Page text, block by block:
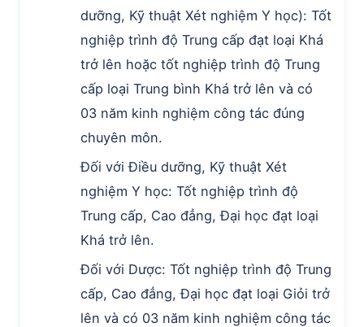
dưỡng, Kỹ thuật Xét nghiệm Y học): Tốt
nghiệp trình độ Trung cấp đạt loại Khá
trở lên hoặc tốt nghiệp trình độ Trung
cấp loại Trung bình Khá trở lên và có
03 năm kinh nghiệm công tác đúng
chuyên môn.
Đối với Điều dưỡng, Kỹ thuật Xét
nghiệm Y học: Tốt nghiệp trình độ
Trung cấp, Cao đẳng, Đại học đạt loại
Khá trở lên.
Đối với Dược: Tốt nghiệp trình độ Trung
cấp, Cao đẳng, Đại học đạt loại Giỏi trở
lên và có 03 năm kinh nghiệm công tác